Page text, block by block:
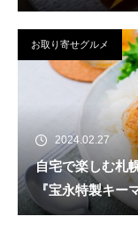
お取り寄せグルメ
2024.02.27
自宅で楽しむ札
『宝永特製キー